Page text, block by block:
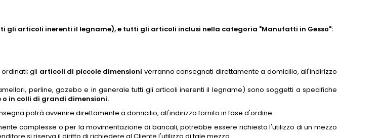
gli articoli inerenti il legname),e tutti gli articoli inclusi nella categoria "Manufatti in Gesso":
gli articoli di piccole dimensioni verranno consegnati direttamente a domicilio, all'indirizzo
perline, gazebo e in generale tutti gli articoli inerenti il legname) sono soggetti a specifiche
in colli di grandi dimensioni.
potrà avvenire direttamente a domicilio, all'indirizzo fornito in fase d'ordine.
complesse o per la movimentazione di bancali, potrebbe essere richiesto l'utilizzo di un mezzo